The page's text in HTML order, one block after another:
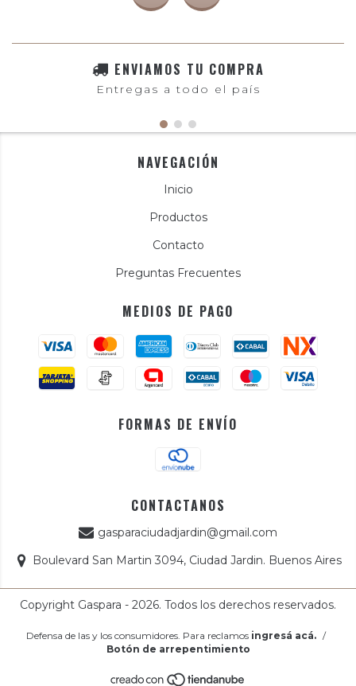
ENVIAMOS TU COMPRA
Entregas a todo el país
NAVEGACIÓN
Inicio
Productos
Contacto
Preguntas Frecuentes
MEDIOS DE PAGO
FORMAS DE ENVÍO
CONTACTANOS
gasparaciudadjardin@gmail.com
Boulevard San Martin 3094, Ciudad Jardin. Buenos Aires
Copyright Gaspara - 2026. Todos los derechos reservados.
Defensa de las y los consumidores. Para reclamos ingresá acá. /
Botón de arrepentimiento